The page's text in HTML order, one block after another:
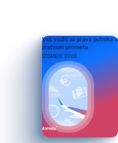
Vaš vodič za prava putnika u
zračnom prometu
IZDANJE 2026.